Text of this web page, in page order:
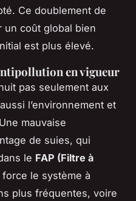
Ce doublement de
un coût global bien
est plus élevé.
en vigueur
pas seulement aux
l’environnement et
mauvaise
de suies, qui
le FAP (Filtre à
le système à
plus fréquentes, voire